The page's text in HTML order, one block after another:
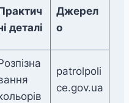
деталі
Джерел
о
patrolpoli
ce.gov.ua